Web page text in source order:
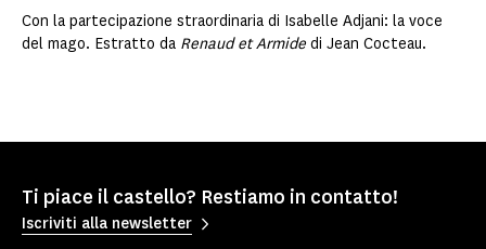
Con la partecipazione straordinaria di Isabelle Adjani: la voce
del mago. Estratto da Renaud et Armide di Jean Cocteau.
Ti piace il castello? Restiamo in contatto!
Iscriviti alla newsletter